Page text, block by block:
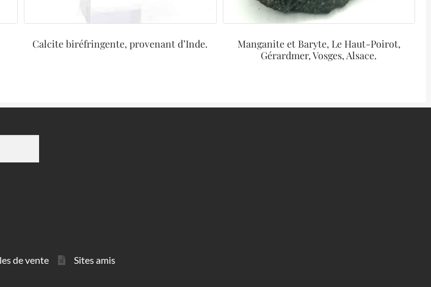
Calcite biréfringente, provenant d’Inde.
Manganite et Baryte, Le Haut-Poirot,
Gérardmer, Vosges, Alsace.
de vente
Sites amis